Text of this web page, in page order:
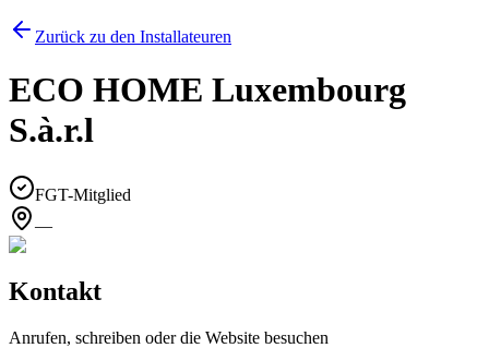
Zurück zu den Installateuren
ECO HOME Luxembourg
S.à.r.l
FGT-Mitglied
—
Kontakt
Anrufen, schreiben oder die Website besuchen